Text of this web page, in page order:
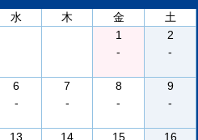
水 木 金
土
1
-
2
-
6
-
7
-
8
-
9
-
13
14
15
16